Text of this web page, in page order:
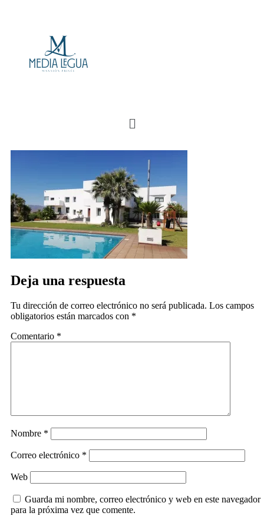
Deja una respuesta
Tu dirección de correo electrónico no será publicada. Los campos
obligatorios están marcados con *
Comentario *
Nombre *
Correo electrónico *
Web
Guarda mi nombre, correo electrónico y web en este navegador
para la próxima vez que comente.